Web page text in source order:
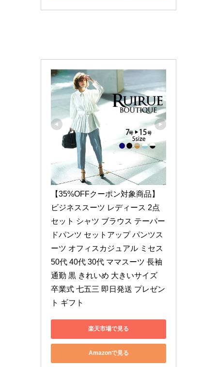
【35%OFFクーポン対象商品】
ビジネススーツ レディース 2点
セット シャツ ブラウス テーパー
ドパンツ セットアップ パンツス
ーツ オフィスカジュアル ミセス
50代 40代 30代 ママスーツ 長袖
通勤 黒 きれいめ 大きいサイズ
卒業式 七五三 即日発送 プレゼン
ト ギフト
楽天市場で見る
Amazonで見る